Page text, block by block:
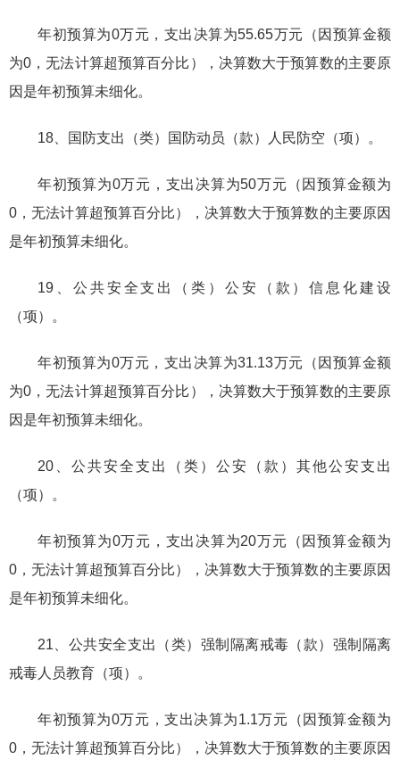
年初预算为0万元，支出决算为55.65万元（因预算金额
为0，无法计算超预算百分比），决算数大于预算数的主要原
因是年初预算未细化。
18、国防支出（类）国防动员（款）人民防空（项）。
年初预算为0万元，支出决算为50万元（因预算金额为
0，无法计算超预算百分比），决算数大于预算数的主要原因
是年初预算未细化。
19、公共安全支出（类）公安（款）信息化建设
（项）。
年初预算为0万元，支出决算为31.13万元（因预算金额
为0，无法计算超预算百分比），决算数大于预算数的主要原
因是年初预算未细化。
20、公共安全支出（类）公安（款）其他公安支出
（项）。
年初预算为0万元，支出决算为20万元（因预算金额为
0，无法计算超预算百分比），决算数大于预算数的主要原因
是年初预算未细化。
21、公共安全支出（类）强制隔离戒毒（款）强制隔离
戒毒人员教育（项）。
年初预算为0万元，支出决算为1.1万元（因预算金额为
0，无法计算超预算百分比），决算数大于预算数的主要原因